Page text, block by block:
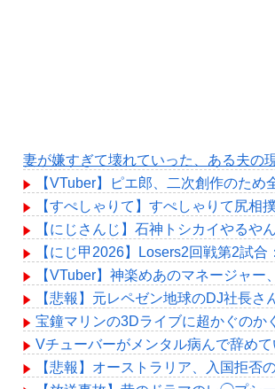
妻が嫌すぎて壊れていった、ある夫の
【VTuber】ピエ郎、二次創作のた
【すぺしゃりて】すぺしゃりて尻相
【にじさんじ】石神トシカイやるやん
【にじ甲2026】Losers2回戦第2試
【VTuber】神楽めあのマネージャ
【悲報】元レペゼン地球のDJ社長
宝鐘マリンの3Dライブに超かぐのか
Vチューバーがメンタル病んで辞め
【悲報】オーストラリア、入国拒否